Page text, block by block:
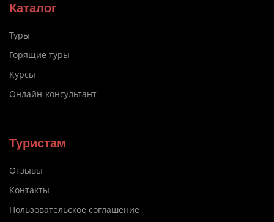
Каталог
Туры
Горящие туры
Курсы
Онлайн-консультант
Туристам
Отзывы
Контакты
Пользовательское соглашение